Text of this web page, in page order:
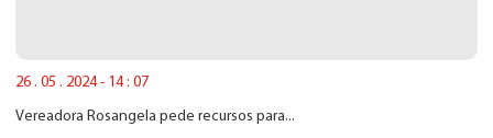
26 . 05 . 2024 - 14 : 07
Vereadora Rosangela pede recursos para...